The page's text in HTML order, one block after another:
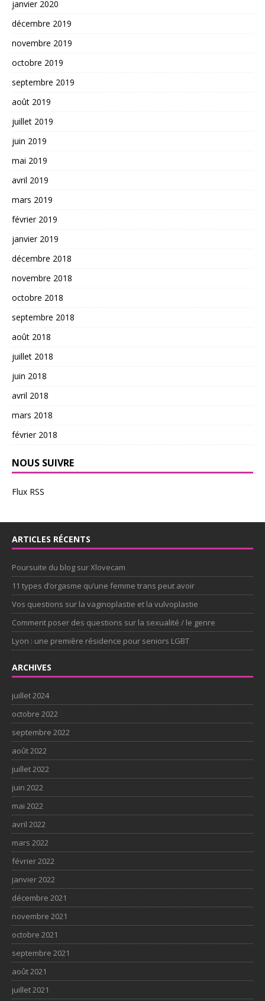
janvier 2020
décembre 2019
novembre 2019
octobre 2019
septembre 2019
août 2019
juillet 2019
juin 2019
mai 2019
avril 2019
mars 2019
février 2019
janvier 2019
décembre 2018
novembre 2018
octobre 2018
septembre 2018
août 2018
juillet 2018
juin 2018
avril 2018
mars 2018
février 2018
NOUS SUIVRE
Flux RSS
ARTICLES RÉCENTS
Poursuite du blog sur Xlovecam
11 types d’orgasme qu’une femme trans peut avoir
Vos questions sur la vaginoplastie et la vulvoplastie
Comment poser des questions sur la sexualité / le genre
Lyon : une première résidence pour seniors LGBT
ARCHIVES
juillet 2024
octobre 2022
septembre 2022
août 2022
juillet 2022
juin 2022
mai 2022
avril 2022
mars 2022
février 2022
janvier 2022
décembre 2021
novembre 2021
octobre 2021
septembre 2021
août 2021
juillet 2021